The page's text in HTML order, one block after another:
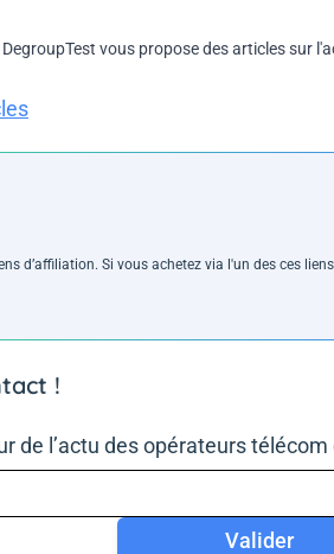
vous propose des articles sur
d’affiliation. Si vous achetez via l'un des ces
!
de l’actu des opérateurs
Valider